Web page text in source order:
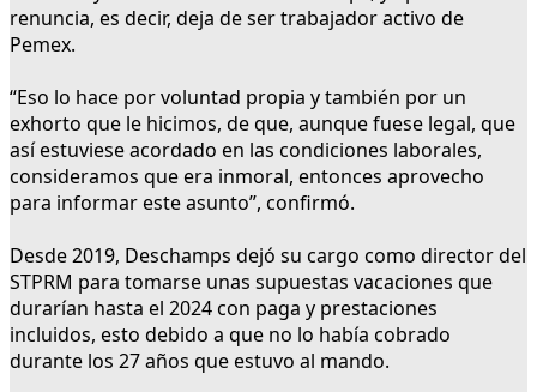
renuncia, es decir, deja de ser trabajador activo de
Pemex.
“Eso lo hace por voluntad propia y también por un
exhorto que le hicimos, de que, aunque fuese legal, que
así estuviese acordado en las condiciones laborales,
consideramos que era inmoral, entonces aprovecho
para informar este asunto”, confirmó.
Desde 2019, Deschamps dejó su cargo como director del
STPRM para tomarse unas supuestas vacaciones que
durarían hasta el 2024 con paga y prestaciones
incluidos, esto debido a que no lo había cobrado
durante los 27 años que estuvo al mando.